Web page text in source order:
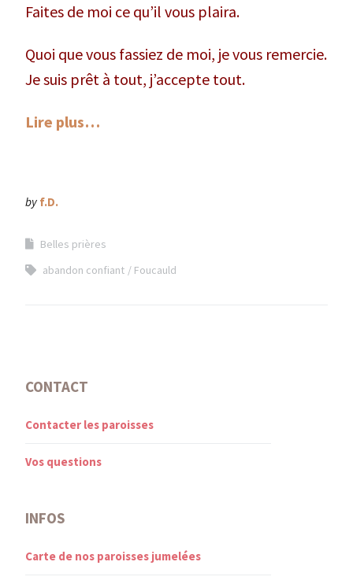
Faites de moi ce qu’il vous plaira.
Quoi que vous fassiez de moi, je vous remercie.
Je suis prêt à tout, j’accepte tout.
Lire plus…
by f.D.
Belles prières
abandon confiant
Foucauld
CONTACT
Contacter les paroisses
Vos questions
INFOS
Carte de nos paroisses jumelées